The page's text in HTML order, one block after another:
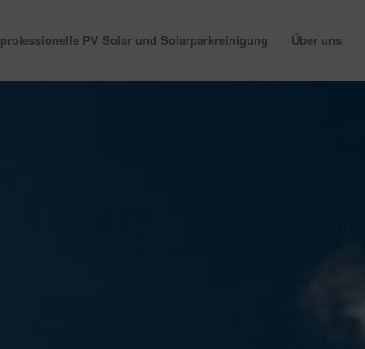
professionelle PV Solar und Solarparkreinigung Über uns